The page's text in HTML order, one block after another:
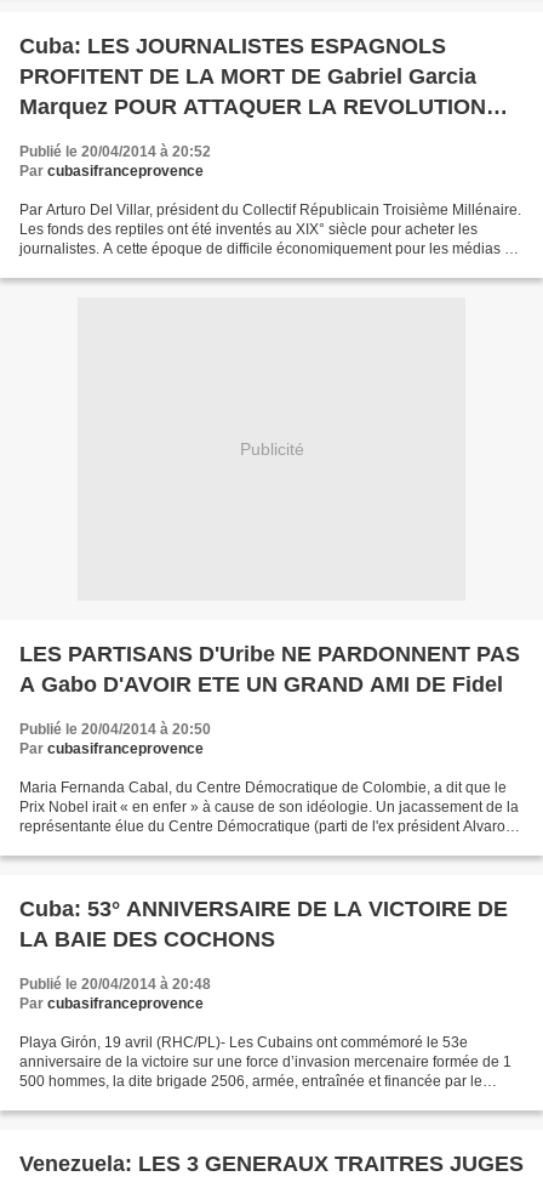
Cuba: LES JOURNALISTES ESPAGNOLS
PROFITENT DE LA MORT DE Gabriel Garcia
Marquez POUR ATTAQUER LA REVOLUTION
CUBAINE
Publié le 20/04/2014 à 20:52
Par cubasifranceprovence
Par Arturo Del Villar, président du Collectif Républicain Troisième Millénaire.
Les fonds des reptiles ont été inventés au XIX° siècle pour acheter les
journalistes. A cette époque de difficile économiquement pour les médias de
Publicité
LES PARTISANS D'Uribe NE PARDONNENT PAS
A Gabo D'AVOIR ETE UN GRAND AMI DE Fidel
Publié le 20/04/2014 à 20:50
Par cubasifranceprovence
Maria Fernanda Cabal, du Centre Démocratique de Colombie, a dit que le
Prix Nobel irait « en enfer » à cause de son idéologie. Un jacassement de la
représentante élue du Centre Démocratique (parti de l'ex président Alvaro
Cuba: 53° ANNIVERSAIRE DE LA VICTOIRE DE
LA BAIE DES COCHONS
Publié le 20/04/2014 à 20:48
Par cubasifranceprovence
Playa Girón, 19 avril (RHC/PL)- Les Cubains ont commémoré le 53e
anniversaire de la victoire sur une force d’invasion mercenaire formée de 1
500 hommes, la dite brigade 2506, armée, entraînée et financée par le
Venezuela: LES 3 GENERAUX TRAITRES JUGES